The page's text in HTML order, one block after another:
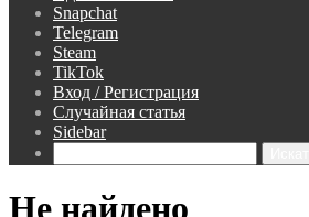
Snapchat
Telegram
Steam
TikTok
Вход / Регистрация
Случайная статья
Sidebar
Не найдено